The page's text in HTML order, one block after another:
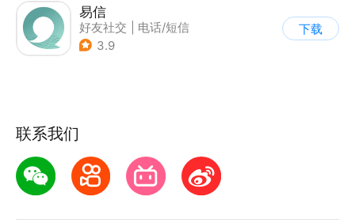
易信
好友社交
电话/短信
3.9
下载
联系我们